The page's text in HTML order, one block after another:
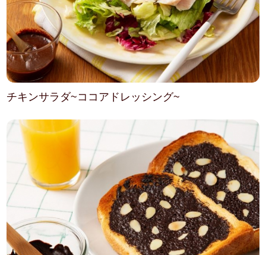
チキンサラダ~ココアドレッシング~